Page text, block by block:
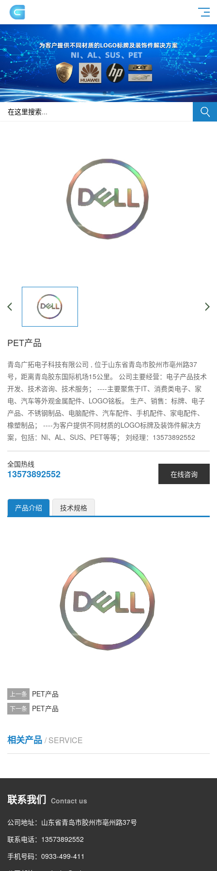
PET产品
青岛广拓电子科技有限公司 , 位于山东省青岛市胶州市亳州路37
号，距离青岛胶东国际机场15公里。 公司主要经营：电子产品技术
开发、技术咨询、技术服务； ----主要聚焦于IT、消费类电子、家
电、汽车等外观金属配件、LOGO铭板。 生产、销售：标牌、电子
产品、不锈钢制品、电脑配件、汽车配件、手机配件、家电配件、
橡塑制品； ----为客户提供不同材质的LOGO标牌及装饰件解决方
案，包括：NI、AL、SUS、PET等等； 刘经理：13573892552
在线咨询
全国热线
13573892552
产品介绍 技术规格
上一条 PET产品
下一条 PET产品
相关产品 / SERVICE
联系我们 Contact us
公司地址：山东省青岛市胶州市亳州路37号
联系电话：13573892552
手机号码：0933-499-411